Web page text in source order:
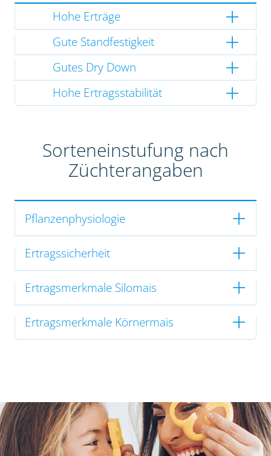
Hohe Erträge
Gute Standfestigkeit
Gutes Dry Down
Hohe Ertragsstabilität
Sorteneinstufung nach
Züchterangaben
Pflanzenphysiologie
Ertragssicherheit
Ertragsmerkmale Silomais
Ertragsmerkmale Körnermais